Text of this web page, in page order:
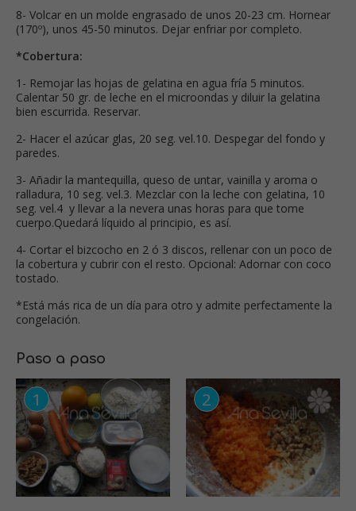
8- Volcar en un molde engrasado de unos 20-23 cm. Hornear
(170º), unos 45-50 minutos. Dejar enfriar por completo.
*Cobertura:
1- Remojar las hojas de gelatina en agua fría 5 minutos.
Calentar 50 gr. de leche en el microondas y diluir la gelatina
bien escurrida. Reservar.
2- Hacer el azúcar glas, 20 seg. vel.10. Despegar del fondo y
paredes.
3- Añadir la mantequilla, queso de untar, vainilla y aroma o
ralladura, 10 seg. vel.3. Mezclar con la leche con gelatina, 10
seg. vel.4 y llevar a la nevera unas horas para que tome
cuerpo.Quedará líquido al principio, es así.
4- Cortar el bizcocho en 2 ó 3 discos, rellenar con un poco de
la cobertura y cubrir con el resto. Opcional: Adornar con coco
tostado.
*Está más rica de un día para otro y admite perfectamente la
congelación.
Paso a paso